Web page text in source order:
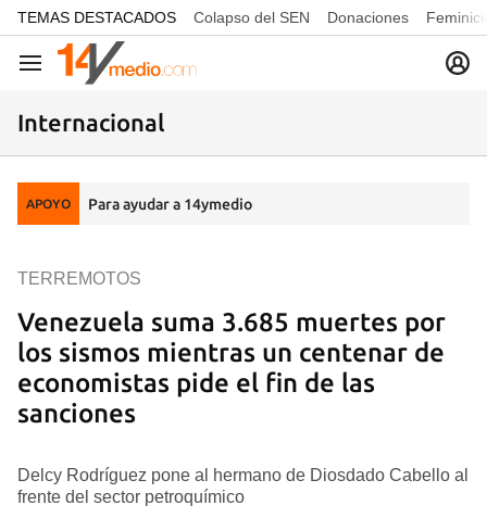
common.go-to-content
TEMAS DESTACADOS Colapso del SEN Donaciones
Navegación
Internacional
APOYO Para ayudar a 14ymedio
Venezuela suma 3.685 muertes por
los sismos mientras un centenar de
economistas pide el fin de las
sanciones
TERREMOTOS
Delcy Rodríguez pone al hermano de Diosdado Cabello al
frente del sector petroquímico